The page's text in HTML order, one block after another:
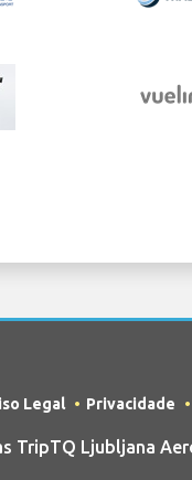
Legal Privacidade
TripTQ Ljubljana